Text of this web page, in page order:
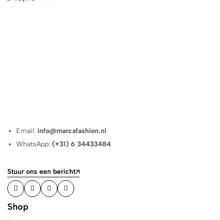
Email: info@marcafashion.nl
WhatsApp:(+31) 6 34433484
Stuur ons een bericht
Shop